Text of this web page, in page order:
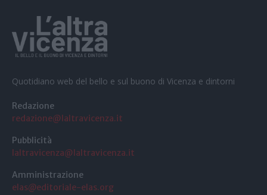
Quotidiano web del bello e sul buono di Vicenza e dintorni
Redazione
redazione@laltravicenza.it
Pubblicità
laltravicenza@laltravicenza.it
Amministrazione
elas@editoriale-elas.org